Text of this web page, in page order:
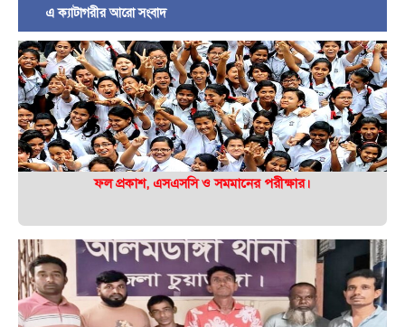
এ ক্যাটাগরীর আরো সংবাদ
ফল প্রকাশ, এসএসসি ও সমমানের পরীক্ষার।